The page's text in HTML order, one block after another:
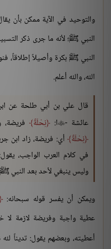
والتوحيد في الآية ممكن بأن
النبي ﷺ؛ لأنه ما جرى ذكر
النبي ﷺ بكرة وأصيلاً إطلاقاً،
الله، والله أعلم.
قال علي بن أبي طلحة عن
عائشة -ا: نِحْلَةً
نِحْلَةً أي: فريضة، زاد ابن
في كلام العرب الواجب،
وليس ينبغي لأحد بعد النبي
ويمكن أن يفسر قوله سبحانه:
عطية واجبة وفريضة لازمة لا
أعطيته، وبعضهم يقول: تديناً لله